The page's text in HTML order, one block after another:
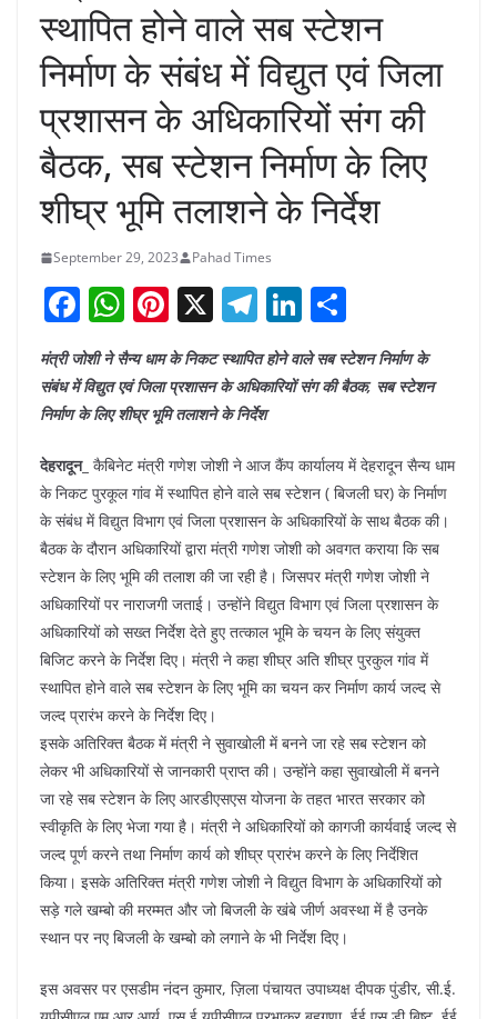
स्थापित होने वाले सब स्टेशन
निर्माण के संबंध में विद्युत एवं जिला
प्रशासन के अधिकारियों संग की
बैठक, सब स्टेशन निर्माण के लिए
शीघ्र भूमि तलाशने के निर्देश
September 29, 2023 Pahad Times
F
a
c
e
b
o
o
k
W
h
at
s
A
p
p
Pi
nt
er
e
st
X T
el
e
gr
a
m
Li
n
k
dI
n
h
ar
मंत्री जोशी ने सैन्य धाम के निकट स्थापित होने वाले सब स्टेशन निर्माण के
संबंध में विद्युत एवं जिला प्रशासन के अधिकारियों संग की बैठक, सब स्टेशन
निर्माण के लिए शीघ्र भूमि तलाशने के निर्देश
देहरादून_ कैबिनेट मंत्री गणेश जोशी ने आज कैंप कार्यालय में देहरादून सैन्य धाम
के निकट पुरकूल गांव में स्थापित होने वाले सब स्टेशन ( बिजली घर) के निर्माण
के संबंध में विद्युत विभाग एवं जिला प्रशासन के अधिकारियों के साथ बैठक की।
बैठक के दौरान अधिकारियों द्वारा मंत्री गणेश जोशी को अवगत कराया कि सब
स्टेशन के लिए भूमि की तलाश की जा रही है। जिसपर मंत्री गणेश जोशी ने
अधिकारियों पर नाराजगी जताई। उन्होंने विद्युत विभाग एवं जिला प्रशासन के
अधिकारियों को सख्त निर्देश देते हुए तत्काल भूमि के चयन के लिए संयुक्त
बिजिट करने के निर्देश दिए। मंत्री ने कहा शीघ्र अति शीघ्र पुरकुल गांव में
स्थापित होने वाले सब स्टेशन के लिए भूमि का चयन कर निर्माण कार्य जल्द से
जल्द प्रारंभ करने के निर्देश दिए।
इसके अतिरिक्त बैठक में मंत्री ने सुवाखोली में बनने जा रहे सब स्टेशन को
लेकर भी अधिकारियों से जानकारी प्राप्त की। उन्होंने कहा सुवाखोली में बनने
जा रहे सब स्टेशन के लिए आरडीएसएस योजना के तहत भारत सरकार को
स्वीकृति के लिए भेजा गया है। मंत्री ने अधिकारियों को कागजी कार्यवाई जल्द से
जल्द पूर्ण करने तथा निर्माण कार्य को शीघ्र प्रारंभ करने के लिए निर्देशित
किया। इसके अतिरिक्त मंत्री गणेश जोशी ने विद्युत विभाग के अधिकारियों को
सड़े गले खम्बो की मरम्मत और जो बिजली के खंबे जीर्ण अवस्था में है उनके
स्थान पर नए बिजली के खम्बो को लगाने के भी निर्देश दिए।
इस अवसर पर एसडीम नंदन कुमार, ज़िला पंचायत उपाध्यक्ष दीपक पुंडीर, सी.ई.